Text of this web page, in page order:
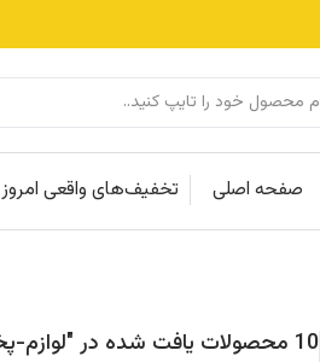
صفحه اصلی تخفیف‌های واقعی امروز
10 محصولات یافت شده در "لوازم-پخت-پز"